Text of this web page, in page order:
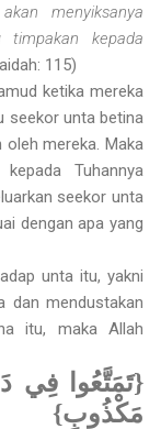
menyiksanya
kepada
115)
ketika mereka
seekor unta betina
mereka. Maka
Tuhannya
seekor unta
dengan apa yang
unta itu, yakni
dan mendustakan
itu, maka Allah
{تَمَتَّعُوا فِي
مَكْذُوبٍ}